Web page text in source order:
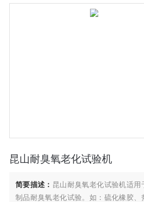
昆山耐臭氧老化试验机
简要描述： 昆山耐臭氧老化试验机适
制品耐臭氧老化试验。如：硫化橡胶